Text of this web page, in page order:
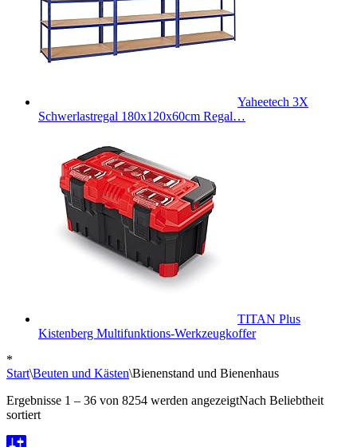
Yaheetech 3X
Schwerlastregal 180x120x60cm Regal…
TITAN Plus
Kistenberg Multifunktions-Werkzeugkoffer
*
Start\Beuten und Kästen\Bienenstand und Bienenhaus
Ergebnisse 1 – 36 von 8254 werden angezeigtNach Beliebtheit
sortiert